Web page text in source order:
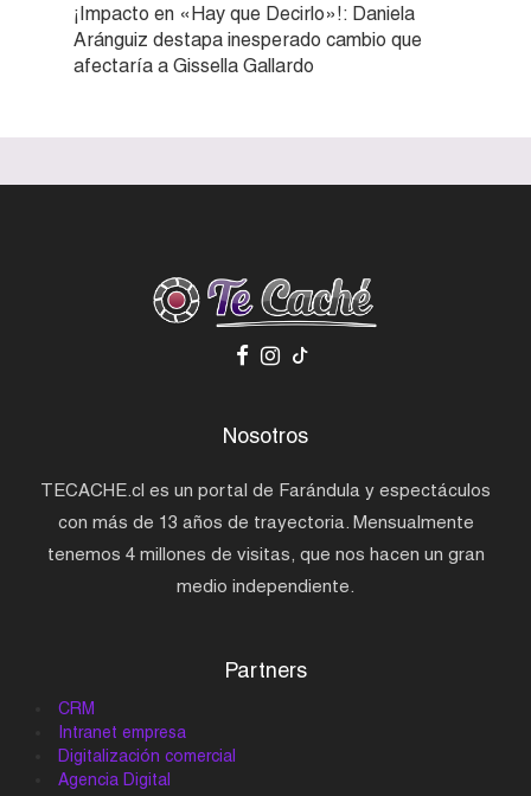
¡Impacto en «Hay que Decirlo»!: Daniela
Aránguiz destapa inesperado cambio que
afectaría a Gissella Gallardo
Nosotros
TECACHE.cl es un portal de Farándula y espectáculos
con más de 13 años de trayectoria. Mensualmente
tenemos 4 millones de visitas, que nos hacen un gran
medio independiente.
Partners
CRM
Intranet empresa
Digitalización comercial
Agencia Digital